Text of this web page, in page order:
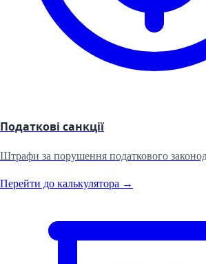
Податкові санкції
Штрафи за порушення податкового
Перейти до калькулятора →